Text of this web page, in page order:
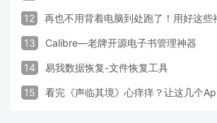
12 再也不用背着电脑到处跑了！用好这些
13 Calibre—老牌开源电子书管理神器
14 易我数据恢复-文件恢复工具
15 看完《声临其境》心痒痒？让这几个